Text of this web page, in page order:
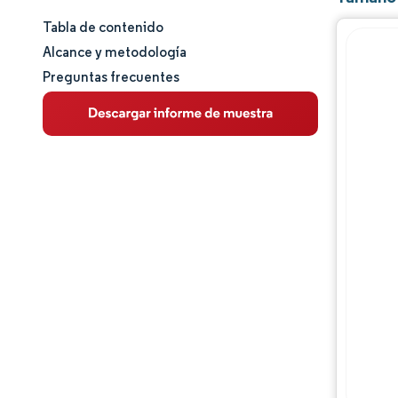
Tamaño y cuota de mercado
Análisis de mercado
Tendencias e ideas
Tabla de contenido
Alcance y metodología
Preguntas frecuentes